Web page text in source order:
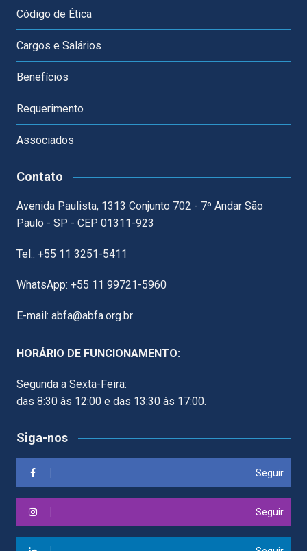
Código de Ética
Cargos e Salários
Benefícios
Requerimento
Associados
Contato
Avenida Paulista, 1313 Conjunto 702 - 7º Andar São
Paulo - SP - CEP 01311-923
Tel.: +55 11 3251-5411
WhatsApp: +55 11 99721-5960
E-mail: abfa@abfa.org.br
HORÁRIO DE FUNCIONAMENTO:
Segunda a Sexta-Feira:
das 8:30 às 12:00 e das 13:30 às 17:00.
Siga-nos
Seguir
Seguir